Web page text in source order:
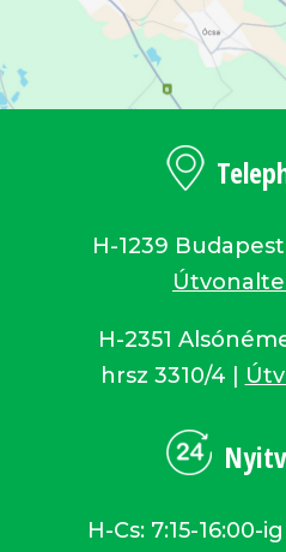
H-1239
H-2351
hrsz 3310/4 |
H-Cs: 7:15-16:00-